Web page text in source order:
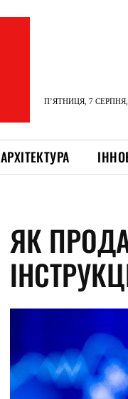
П’ЯТНИЦЯ, 7 СЕРПНЯ,
АРХІТЕКТУРА
ЯК